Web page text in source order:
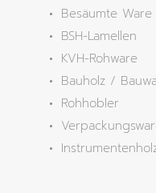
Besäumte Ware
BSH-Lamellen
KVH-Rohware
Bauholz /
Rohhobler